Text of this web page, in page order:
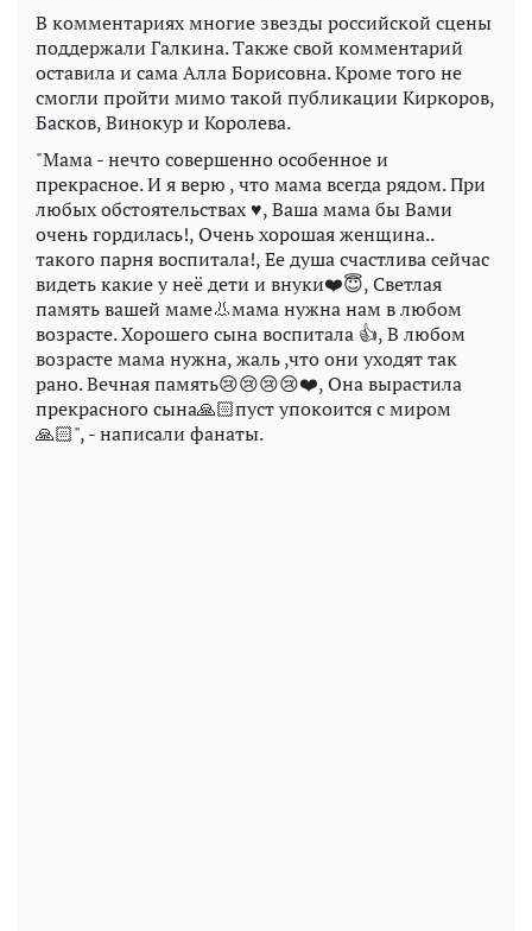
В комментариях многие звезды российской сцены
поддержали Галкина. Также свой комментарий
оставила и сама Алла Борисовна. Кроме того не
смогли пройти мимо такой публикации Киркоров,
Басков, Винокур и Королева.
"Мама - нечто совершенно особенное и
прекрасное. И я верю , что мама всегда рядом. При
любых обстоятельствах ♥️, Ваша мама бы Вами
очень гордилась!, Очень хорошая женщина..
такого парня воспитала!, Ее душа счастлива сейчас
видеть какие у неё дети и внуки❤️😇, Светлая
память вашей маме👃мама нужна нам в любом
возрасте. Хорошего сына воспитала 👍, В любом
возрасте мама нужна, жаль ,что они уходят так
рано. Вечная память😢😢😢😢❤️, Она вырастила
прекрасного сына🙏🏻пуст упокоится с миром
🙏🏻", - написали фанаты.